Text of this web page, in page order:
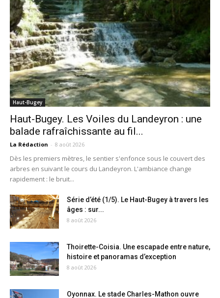
Haut-Bugey
Haut-Bugey. Les Voiles du Landeyron : une
balade rafraîchissante au fil...
La Rédaction - 8 août 2026
Dès les premiers mètres, le sentier s'enfonce sous le couvert des
arbres en suivant le cours du Landeyron. L'ambiance change
rapidement : le bruit...
Série d’été (1/5). Le Haut-Bugey à travers les
âges : sur...
8 août 2026
Thoirette-Coisia. Une escapade entre nature,
histoire et panoramas d’exception
8 août 2026
Oyonnax. Le stade Charles-Mathon ouvre